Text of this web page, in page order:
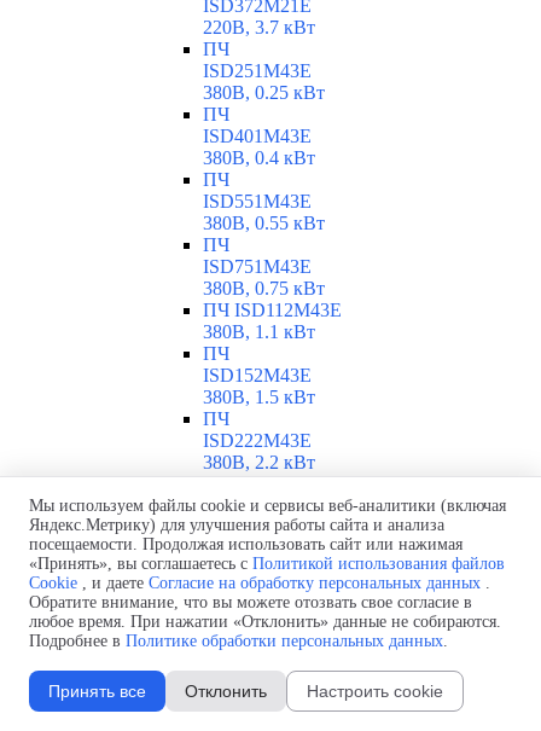
ISD372M21E
220В, 3.7 кВт
ПЧ
ISD251M43E
380В, 0.25 кВт
ПЧ
ISD401M43E
380В, 0.4 кВт
ПЧ
ISD551M43E
380В, 0.55 кВт
ПЧ
ISD751M43E
380В, 0.75 кВт
ПЧ ISD112M43E
380В, 1.1 кВт
ПЧ
ISD152M43E
380В, 1.5 кВт
ПЧ
ISD222M43E
380В, 2.2 кВт
ISD302M43E
380В, 3 кВт
ПЧ
ISD402M43E
380В, 4 кВт
ПЧ
ISD552M43E
ISD752M43E
Мы используем файлы cookie и сервисы веб-аналитики (включая
Яндекс.Метрику) для улучшения работы сайта и анализа
посещаемости. Продолжая использовать сайт или нажимая
«Принять», вы соглашаетесь с Политикой использования файлов
Cookie , и даете Согласие на обработку персональных данных .
Обратите внимание, что вы можете отозвать свое согласие в
любое время. При нажатии «Отклонить» данные не собираются.
Подробнее в Политике обработки персональных данных.
Принять все Отклонить Настроить cookie